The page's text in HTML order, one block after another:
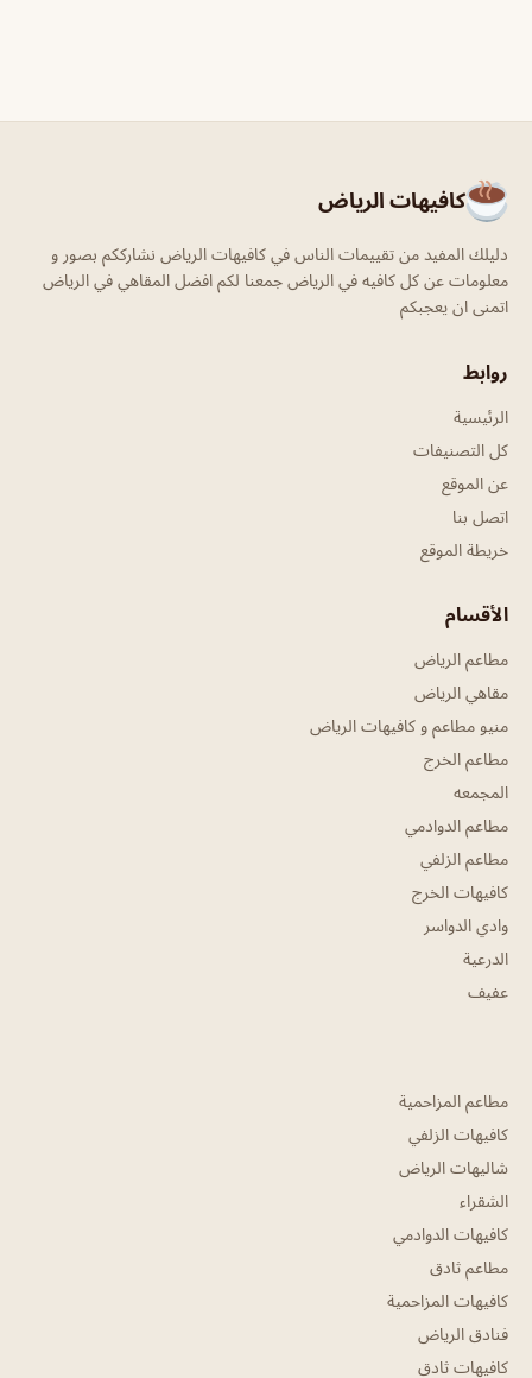
كافيهات الرياض
دليلك المفيد من تقييمات الناس في كافيهات الرياض نشارككم بصور و
معلومات عن كل كافيه في الرياض جمعنا لكم افضل المقاهي في الرياض
اتمنى ان يعجبكم
روابط
الرئيسية
كل التصنيفات
عن الموقع
اتصل بنا
خريطة الموقع
الأقسام
مطاعم الرياض
مقاهي الرياض
منيو مطاعم و كافيهات الرياض
مطاعم الخرج
المجمعه
مطاعم الدوادمي
مطاعم الزلفي
كافيهات الخرج
وادي الدواسر
الدرعية
عفيف
مطاعم المزاحمية
كافيهات الزلفي
شاليهات الرياض
الشقراء
كافيهات الدوادمي
مطاعم ثادق
كافيهات المزاحمية
فنادق الرياض
كافيهات ثادق